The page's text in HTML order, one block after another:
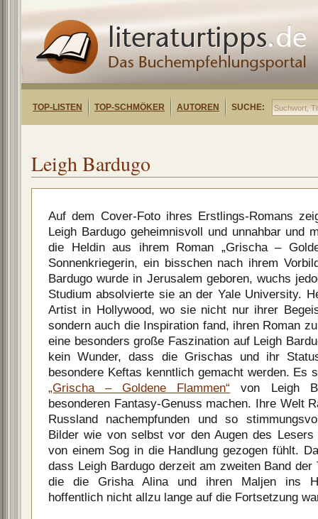
TOP-LISTEN TOP-SCHMÖKER AUTOREN SUCHE:
Leigh Bardugo
Auf dem Cover-Foto ihres Erstlings-Romans
Leigh Bardugo geheimnisvoll und unnahbar und
die Heldin aus ihrem Roman „Grischa –
Sonnenkriegerin, ein bisschen nach ihrem
Bardugo wurde in Jerusalem geboren, wuchs
Studium absolvierte sie an der Yale University.
Artist in Hollywood, wo sie nicht nur ihrer
sondern auch die Inspiration fand, ihren Roman
eine besonders große Faszination auf Leigh
kein Wunder, dass die Grischas und ihr
besondere Keftas kenntlich gemacht werden. Es
„Grischa – Goldene Flammen“ von Leigh
besonderen Fantasy-Genuss machen. Ihre Welt
Russland nachempfunden und so
Bilder wie von selbst vor den Augen des
von einem Sog in die Handlung gezogen fühlt.
dass Leigh Bardugo derzeit am zweiten Band
die die Grisha Alina und ihren Maljen ins
hoffentlich nicht allzu lange auf die Fortsetzung